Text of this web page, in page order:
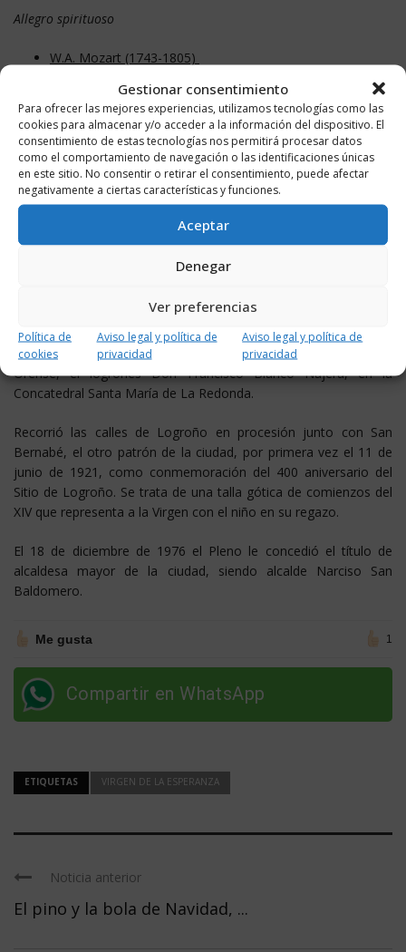
Gestionar consentimiento
Para ofrecer las mejores experiencias, utilizamos tecnologías como las
cookies para almacenar y/o acceder a la información del dispositivo. El
consentimiento de estas tecnologías nos permitirá procesar datos
como el comportamiento de navegación o las identificaciones únicas
en este sitio. No consentir o retirar el consentimiento, puede afectar
negativamente a ciertas características y funciones.
Aceptar
Denegar
Ver preferencias
Política de
cookies
Aviso legal y política de
privacidad
Aviso legal y política de
privacidad
Allegro spirituoso
W.A. Mozart (1743-1805)
La música notturna delle strade di Madrid, Op. 36 No. 6 (arreglo
para violín y órgano)
Le campane dell’Ave María
Il tamburo dei Soldati
Il Rosario (largo assai, allegro, largo come prima)
Passa calle (alegro vivo)
Ritirata (maestroso)
Patrona desde 1948 junto con San Bernabé
La Virgen de la Esperanza es patrona por mandato del Papa Pío
XII desde el 14 de mayo de 1948. La proclamación fue leída el
11 de junio de ese mismo año por el entonces obispo de
Orense, el logroñés Don Francisco Blanco Nájera, en la
Concatedral Santa María de La Redonda.
Recorrió las calles de Logroño en procesión junto con San
Bernabé, el otro patrón de la ciudad, por primera vez el 11 de
junio de 1921, como conmemoración del 400 aniversario del
Sitio de Logroño. Se trata de una talla gótica de comienzos del
XIV que representa a la Virgen con el niño en su regazo.
El 18 de diciembre de 1976 el Pleno le concedió el título de
alcaldesa mayor de la ciudad, siendo alcalde Narciso San
Baldomero.
Me gusta 1
Compartir en WhatsApp
ETIQUETAS VIRGEN DE LA ESPERANZA
Noticia anterior
El pino y la bola de Navidad, ...